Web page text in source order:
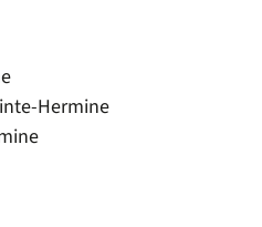
Hermine